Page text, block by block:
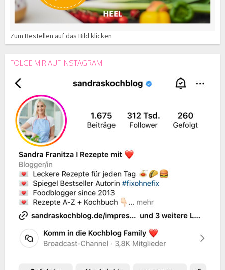
Zum Bestellen auf das Bild klicken
FOLGE MIR AUF INSTAGRAM